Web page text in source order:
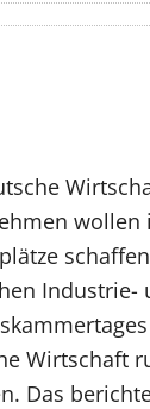
wollen
Industrie-
Wirtschaft
Das